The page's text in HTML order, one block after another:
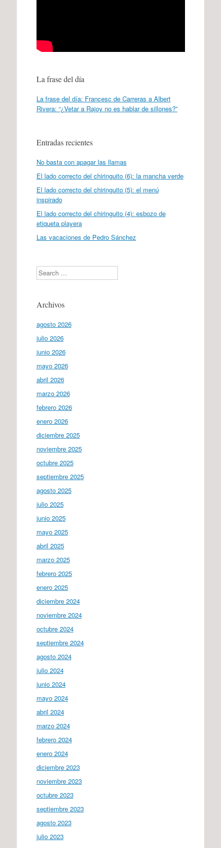
La frase del día
La frase del día: Francesc de Carreras a Albert
Rivera: “¿Vetar a Rajoy no es hablar de sillones?”
Entradas recientes
No basta con apagar las llamas
El lado correcto del chiringuito (6): la mancha verde
El lado correcto del chiringuito (5): el menú
inspirado
El lado correcto del chiringuito (4): esbozo de
etiqueta playera
Las vacaciones de Pedro Sánchez
Search
Archivos
agosto 2026
julio 2026
junio 2026
mayo 2026
abril 2026
marzo 2026
febrero 2026
enero 2026
diciembre 2025
noviembre 2025
octubre 2025
septiembre 2025
agosto 2025
julio 2025
junio 2025
mayo 2025
abril 2025
marzo 2025
febrero 2025
enero 2025
diciembre 2024
noviembre 2024
octubre 2024
septiembre 2024
agosto 2024
julio 2024
junio 2024
mayo 2024
abril 2024
marzo 2024
febrero 2024
enero 2024
diciembre 2023
noviembre 2023
octubre 2023
septiembre 2023
agosto 2023
julio 2023